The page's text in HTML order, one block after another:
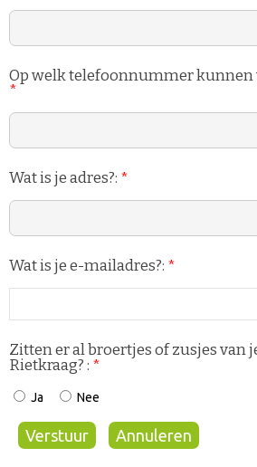
Op welk telefoonnummer kunnen
*
Wat is je adres?: *
Wat is je e-mailadres?: *
Zitten er al broertjes of zusjes van
Rietkraag? : *
Ja Nee